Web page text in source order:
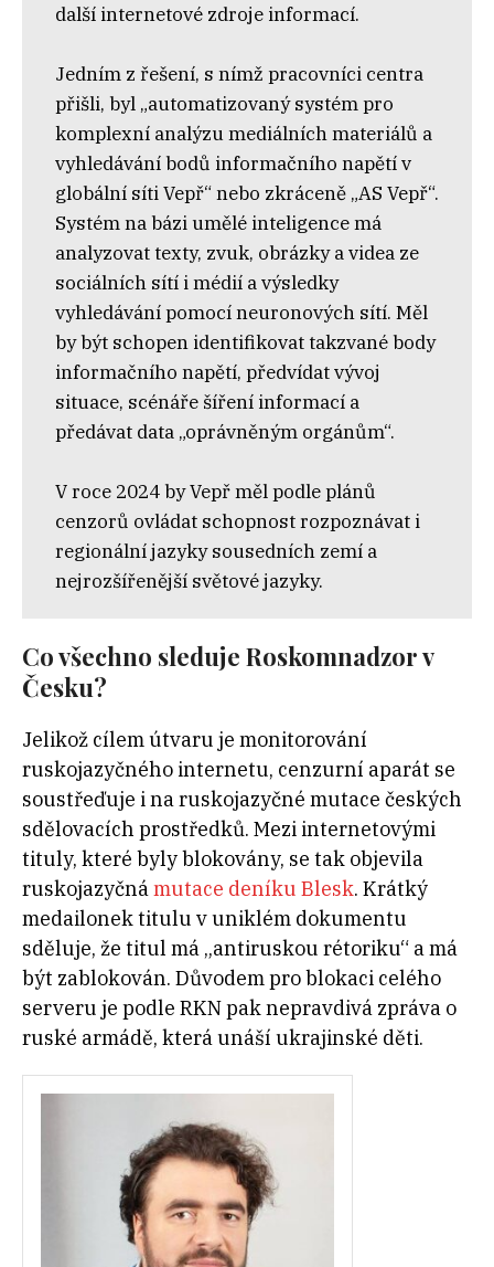
další internetové zdroje informací.
Jedním z řešení, s nímž pracovníci centra
přišli, byl „automatizovaný systém pro
komplexní analýzu mediálních materiálů a
vyhledávání bodů informačního napětí v
globální síti Vepř“ nebo zkráceně „AS Vepř“.
Systém na bázi umělé inteligence má
analyzovat texty, zvuk, obrázky a videa ze
sociálních sítí i médií a výsledky
vyhledávání pomocí neuronových sítí. Měl
by být schopen identifikovat takzvané body
informačního napětí, předvídat vývoj
situace, scénáře šíření informací a
předávat data „oprávněným orgánům“.
V roce 2024 by Vepř měl podle plánů
cenzorů ovládat schopnost rozpoznávat i
regionální jazyky sousedních zemí a
nejrozšířenější světové jazyky.
Co všechno sleduje Roskomnadzor v
Česku?
Jelikož cílem útvaru je monitorování
ruskojazyčného internetu, cenzurní aparát se
soustřeďuje i na ruskojazyčné mutace českých
sdělovacích prostředků. Mezi internetovými
tituly, které byly blokovány, se tak objevila
ruskojazyčnámutace deníku Blesk. Krátký
medailonek titulu v uniklém dokumentu
sděluje, že titul má „antiruskou rétoriku“ a má
být zablokován. Důvodem pro blokaci celého
serveru je podle RKN pak nepravdivá zpráva o
ruské armádě, která unáší ukrajinské děti.